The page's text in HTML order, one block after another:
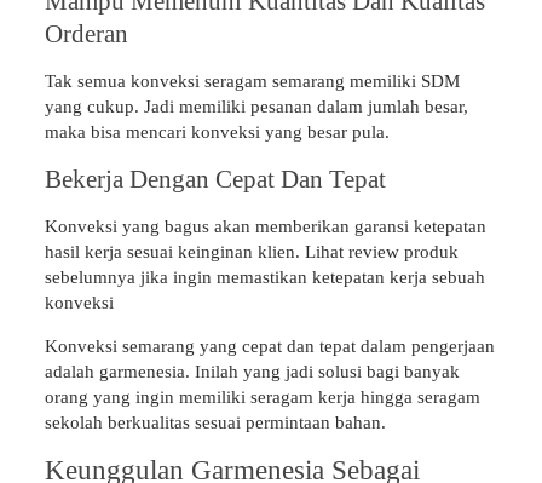
Orderan
Tak semua konveksi seragam semarang memiliki SDM
yang cukup. Jadi memiliki pesanan dalam jumlah besar,
maka bisa mencari konveksi yang besar pula.
Bekerja Dengan Cepat Dan Tepat
Konveksi yang bagus akan memberikan garansi ketepatan
hasil kerja sesuai keinginan klien. Lihat review produk
sebelumnya jika ingin memastikan ketepatan kerja sebuah
konveksi
Konveksi semarang yang cepat dan tepat dalam pengerjaan
adalah garmenesia. Inilah yang jadi solusi bagi banyak
orang yang ingin memiliki seragam kerja hingga seragam
sekolah berkualitas sesuai permintaan bahan.
Keunggulan Garmenesia Sebagai